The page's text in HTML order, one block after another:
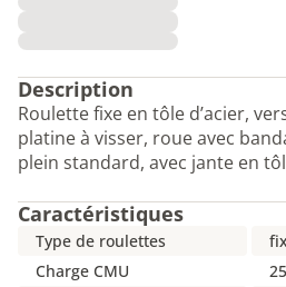
Description
Roulette fixe en tôle d’acier,
platine à visser, roue avec
plein standard, avec jante en
Caractéristiques
Type de roulettes
Charge CMU